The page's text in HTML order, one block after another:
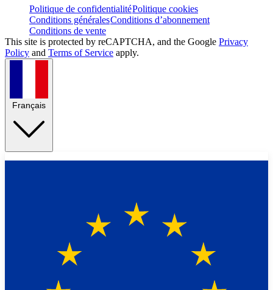
Politique de confidentialitéPolitique cookies
Conditions généralesConditions d’abonnement
Conditions de vente
This site is protected by reCAPTCHA, and the Google Privacy
Policy and Terms of Service apply.
Français